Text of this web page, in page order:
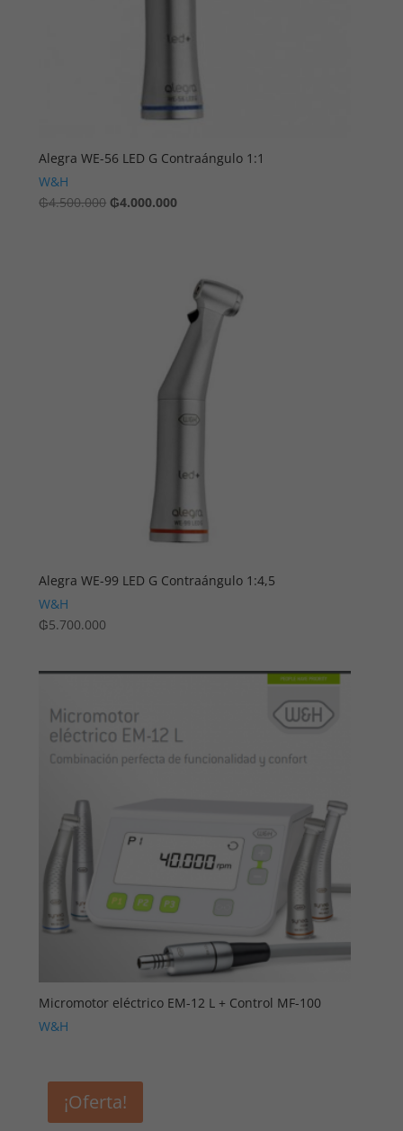
Alegra WE-56 LED G Contraángulo 1:1
W&H
₲4.500.000 El
₲4.000.000El
₲4.000.000.
Alegra WE-99 LED G Contraángulo 1:4,5
W&H
₲5.700.000
Micromotor eléctrico EM-12 L + Control MF-100
W&H
¡Oferta!